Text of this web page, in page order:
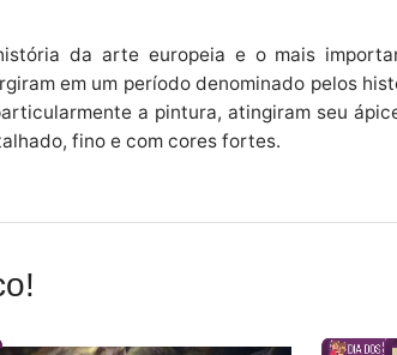
da arte europeia e o mais
em um período denominado pelos
a pintura, atingiram seu
fino e com cores fortes.